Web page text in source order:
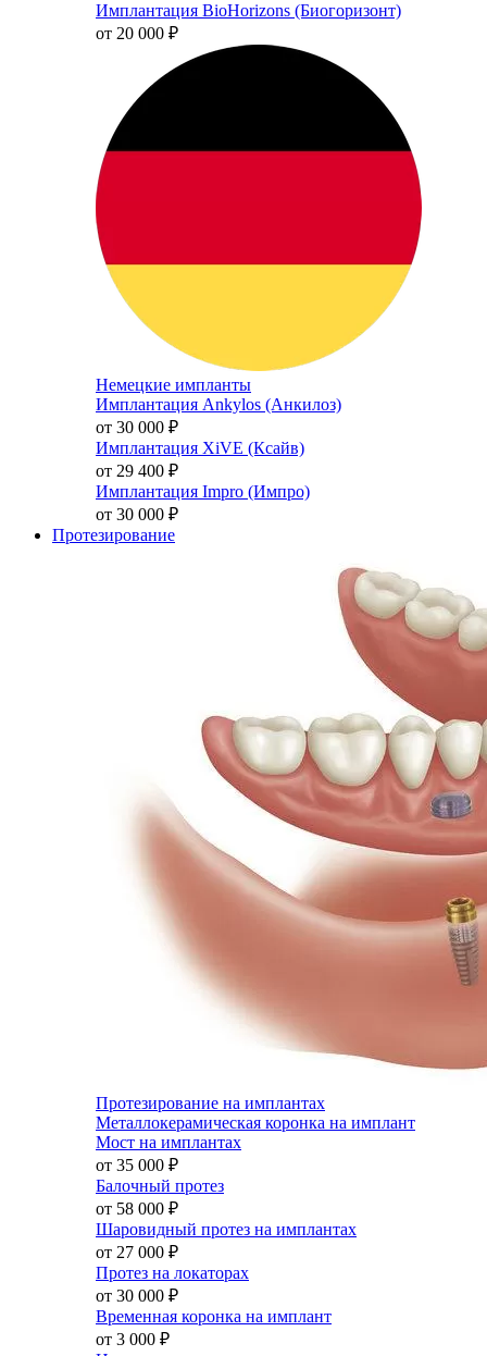
Имплантация BioHorizons (Биогоризонт)
от 20 000 ₽
Немецкие импланты
Имплантация Ankylos (Анкилоз)
от 30 000 ₽
Имплантация XiVE (Ксайв)
от 29 400 ₽
Имплантация Impro (Импро)
от 30 000 ₽
Протезирование
Протезирование на имплантах
Металлокерамическая коронка на имплант
Мост на имплантах
от 35 000 ₽
Балочный протез
от 58 000 ₽
Шаровидный протез на имплантах
от 27 000 ₽
Протез на локаторах
от 30 000 ₽
Временная коронка на имплант
от 3 000 ₽